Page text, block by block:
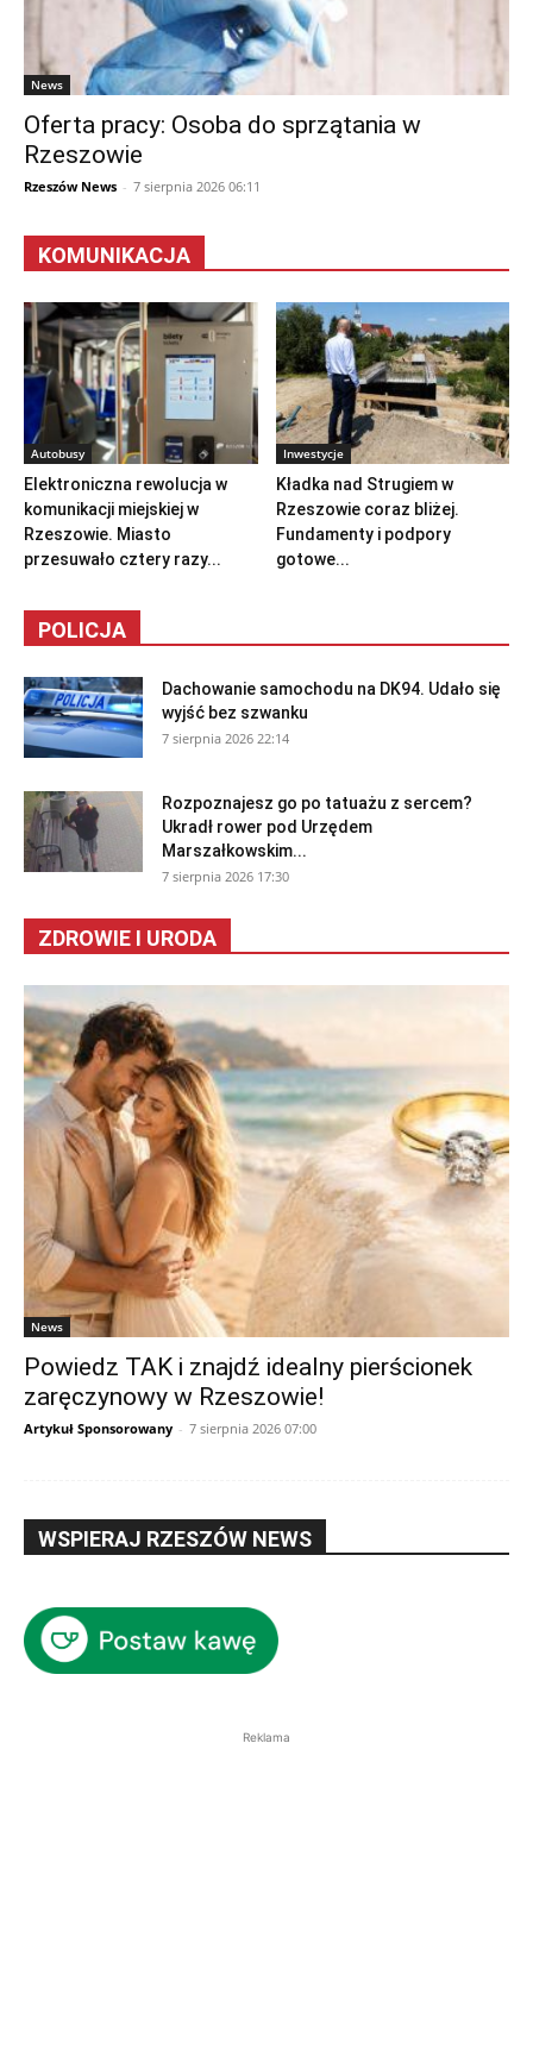
News
Oferta pracy: Osoba do sprzątania w
Rzeszowie
Rzeszów News - 7 sierpnia 2026 06:11
KOMUNIKACJA
Autobusy
Elektroniczna rewolucja w
komunikacji miejskiej w
Rzeszowie. Miasto
przesuwało cztery razy...
Inwestycje
Kładka nad Strugiem w
Rzeszowie coraz bliżej.
Fundamenty i podpory
gotowe...
POLICJA
Dachowanie samochodu na DK94. Udało się
wyjść bez szwanku
7 sierpnia 2026 22:14
Rozpoznajesz go po tatuażu z sercem?
Ukradł rower pod Urzędem
Marszałkowskim...
7 sierpnia 2026 17:30
ZDROWIE I URODA
News
Powiedz TAK i znajdź idealny pierścionek
zaręczynowy w Rzeszowie!
Artykuł Sponsorowany - 7 sierpnia 2026 07:00
WSPIERAJ RZESZÓW NEWS
Reklama